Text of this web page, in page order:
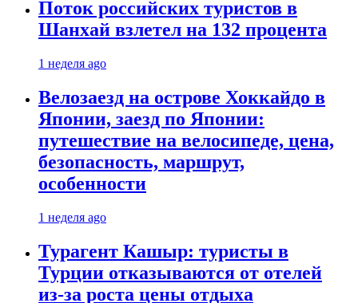
Поток российских туристов в
Шанхай взлетел на 132 процента
1 неделя ago
Велозаезд на острове Хоккайдо в
Японии, заезд по Японии:
путешествие на велосипеде, цена,
безопасность, маршрут,
особенности
1 неделя ago
Турагент Кашыр: туристы в
Турции отказываются от отелей
из-за роста цены отдыха